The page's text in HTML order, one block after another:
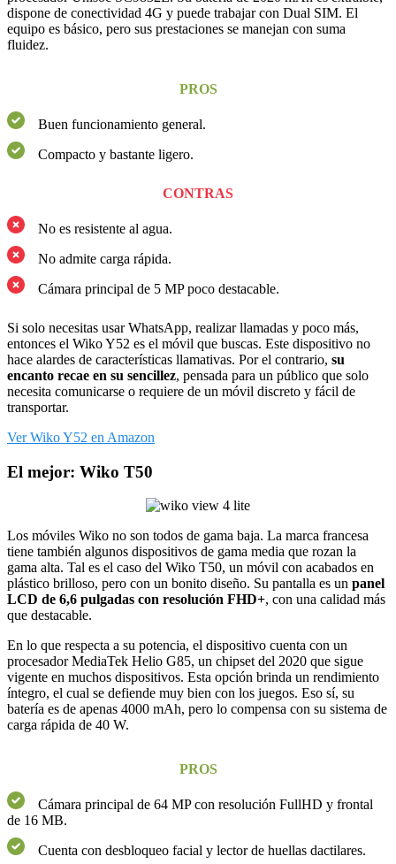
dispone de conectividad 4G y puede trabajar con Dual SIM. El
equipo es básico, pero sus prestaciones se manejan con suma
fluidez.
PROS
Buen funcionamiento general.
Compacto y bastante ligero.
CONTRAS
No es resistente al agua.
No admite carga rápida.
Cámara principal de 5 MP poco destacable.
Si solo necesitas usar WhatsApp, realizar llamadas y poco más,
entonces el Wiko Y52 es el móvil que buscas. Este dispositivo no
hace alardes de características llamativas. Por el contrario, su
encanto recae en su sencillez, pensada para un público que solo
necesita comunicarse o requiere de un móvil discreto y fácil de
transportar.
Ver Wiko Y52 en Amazon
El mejor: Wiko T50
Los móviles Wiko no son todos de gama baja. La marca francesa
tiene también algunos dispositivos de gama media que rozan la
gama alta. Tal es el caso del Wiko T50, un móvil con acabados en
plástico brilloso, pero con un bonito diseño. Su pantalla es un panel
LCD de 6,6 pulgadas con resolución FHD+, con una calidad más
que destacable.
En lo que respecta a su potencia, el dispositivo cuenta con un
procesador MediaTek Helio G85, un chipset del 2020 que sigue
vigente en muchos dispositivos. Esta opción brinda un rendimiento
íntegro, el cual se defiende muy bien con los juegos. Eso sí, su
batería es de apenas 4000 mAh, pero lo compensa con su sistema de
carga rápida de 40 W.
PROS
Cámara principal de 64 MP con resolución FullHD y frontal
de 16 MB.
Cuenta con desbloqueo facial y lector de huellas dactilares.